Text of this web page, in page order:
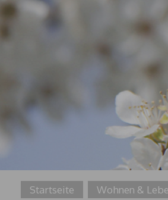
Startseite Wohnen &